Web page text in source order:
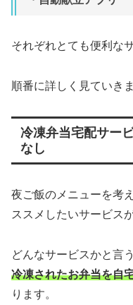
それぞれとても便利な
順番に詳しく見ていき
冷凍弁当宅配サー
なし
夜ご飯のメニューを考
ススメしたいサービス
どんなサービスかと言
冷凍されたお弁当を自
ります。